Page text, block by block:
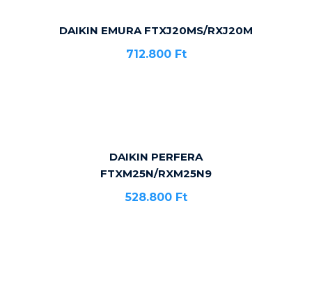
DAIKIN EMURA FTXJ20MS/RXJ20M
712.800 Ft
DAIKIN PERFERA
FTXM25N/RXM25N9
528.800 Ft